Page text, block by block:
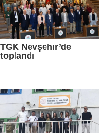
TGK Nevşehir’de
toplandı